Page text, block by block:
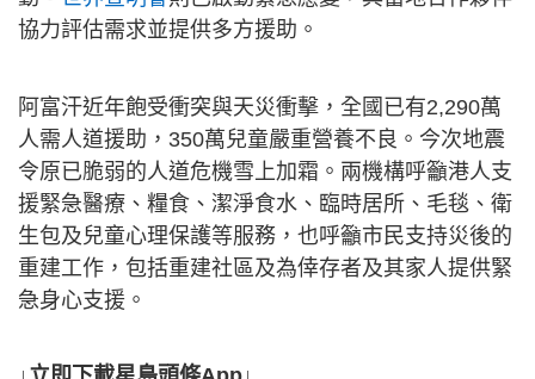
協力評估需求並提供多方援助。
阿富汗近年飽受衝突與天災衝擊，全國已有2,290萬
人需人道援助，350萬兒童嚴重營養不良。今次地震
令原已脆弱的人道危機雪上加霜。兩機構呼籲港人支
援緊急醫療、糧食、潔淨食水、臨時居所、毛毯、衛
生包及兒童心理保護等服務，也呼籲市民支持災後的
重建工作，包括重建社區及為倖存者及其家人提供緊
急身心支援。